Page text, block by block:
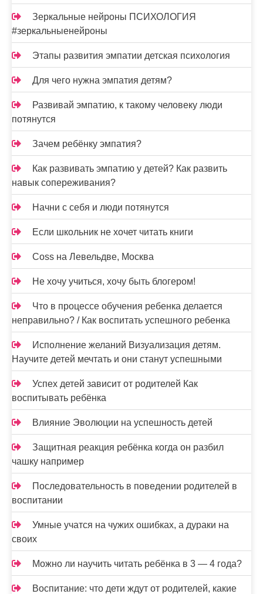
Зеркальные нейроны ПСИХОЛОГИЯ
#зеркальныенейроны
Этапы развития эмпатии детская психология
Для чего нужна эмпатия детям?
Развивай эмпатию, к такому человеку люди
потянутся
Зачем ребёнку эмпатия?
Как развивать эмпатию у детей? Как развить
навык сопереживания?
Начни с себя и люди потянутся
Если школьник не хочет читать книги
Coss на Левельдве, Москва
Не хочу учиться, хочу быть блогером!
Что в процессе обучения ребенка делается
неправильно? / Как воспитать успешного ребенка
Исполнение желаний Визуализация детям.
Научите детей мечтать и они станут успешными
Успех детей зависит от родителей Как
воспитывать ребёнка
Влияние Эволюции на успешность детей
Защитная реакция ребёнка когда он разбил
чашку например
Последовательность в поведении родителей в
воспитании
Умные учатся на чужих ошибках, а дураки на
своих
Можно ли научить читать ребёнка в 3 — 4 года?
Воспитание: что дети ждут от родителей, какие